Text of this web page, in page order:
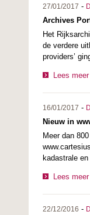
27/01/2017 -
Archives
Het
de verdere
providers’
Lees meer
16/01/2017 -
Nieuw in
Meer dan
kadastrale
Lees meer
22/12/2016 -